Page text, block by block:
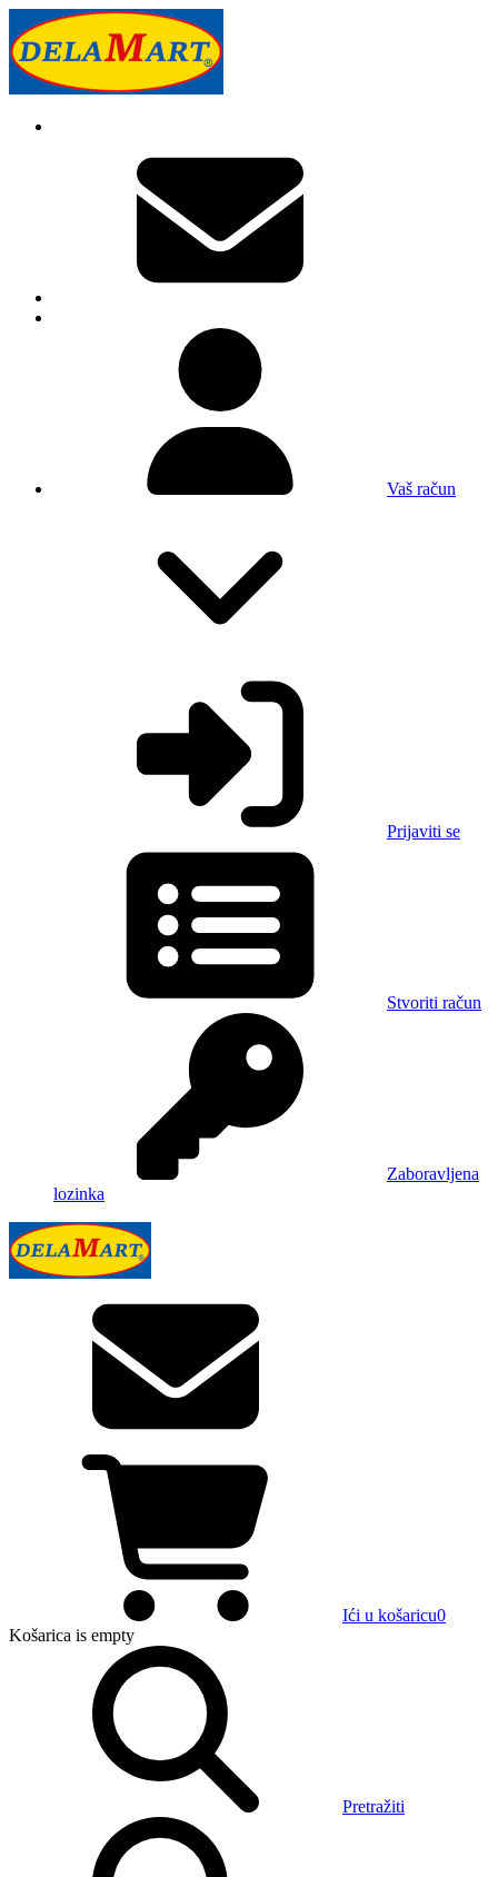
Vaš račun
Prijaviti se
Stvoriti račun
Zaboravljena
lozinka
Ići u košaricu0
Košarica is empty
Pretražiti